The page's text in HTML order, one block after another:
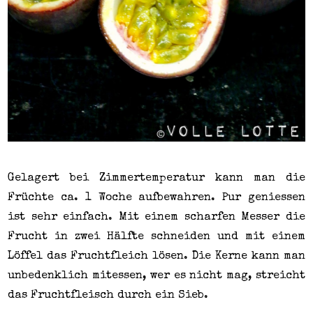
Gelagert bei Zimmertemperatur kann man die
Früchte ca. 1 Woche aufbewahren. Pur geniessen
ist sehr einfach. Mit einem scharfen Messer die
Frucht in zwei Hälfte schneiden und mit einem
Löffel das Fruchtfleich lösen. Die Kerne kann man
unbedenklich mitessen, wer es nicht mag, streicht
dasFruchtfleisch durch ein Sieb.